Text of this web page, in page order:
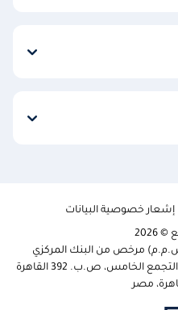
إشعار خصوصية البيانات
2026
مرخص من البنك المركزي
المصري، القطعة 85 شارع التسعين، التجمع الخامس، ص.ب. 392 القاهرة
مصر